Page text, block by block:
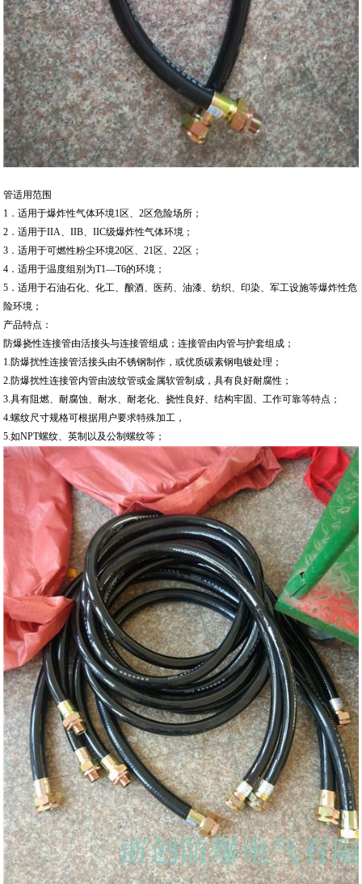
管适用范围
1．适用于爆炸性气体环境1区、2区危险场所；
2．适用于IIA、IIB、IIC级爆炸性气体环境；
3．适用于可燃性粉尘环境20区、21区、22区；
4．适用于温度组别为T1—T6的环境；
5．适用于石油石化、化工、酿酒、医药、油漆、纺织、印染、军工设施等爆炸性危
险环境；
产品特点：
防爆挠性连接管由活接头与连接管组成；连接管由内管与护套组成；
1.防爆扰性连接管活接头由不锈钢制作，或优质碳素钢电镀处理；
2.防爆扰性连接管内管由波纹管或金属软管制成，具有良好耐腐性；
3.具有阻燃、耐腐蚀、耐水、耐老化、挠性良好、结构牢固、工作可靠等特点；
4.螺纹尺寸规格可根据用户要求特殊加工，
5.如NPT螺纹、英制以及公制螺纹等；